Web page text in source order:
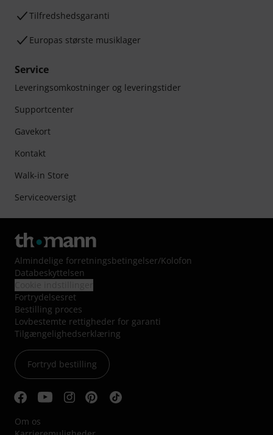
Tilfredshedsgaranti
Europas største musiklager
Service
Leveringsomkostninger og leveringstider
Supportcenter
Gavekort
Kontakt
Walk-in Store
Serviceoversigt
Almindelige forretningsbetingelser/Kolofon
Databeskyttelsen
Fortrydelsesret
Bestilling proces
Lovbestemte rettigheder for garanti
Tilgængelighedserklæring
Fortryd bestilling
Om os